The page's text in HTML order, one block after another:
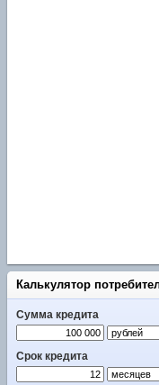
Калькулятор
Сумма кредита
Срок кредита